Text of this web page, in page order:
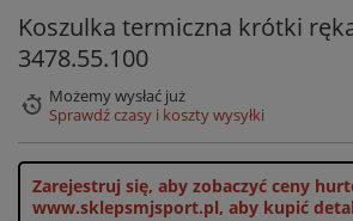
Koszulka termiczna krótki
3478.55.100
Możemy wysłać już
Sprawdź czasy i koszty wysyłki
Zarejestruj się, aby zobaczyć ceny
www.sklepsmjsport.pl, aby kupić